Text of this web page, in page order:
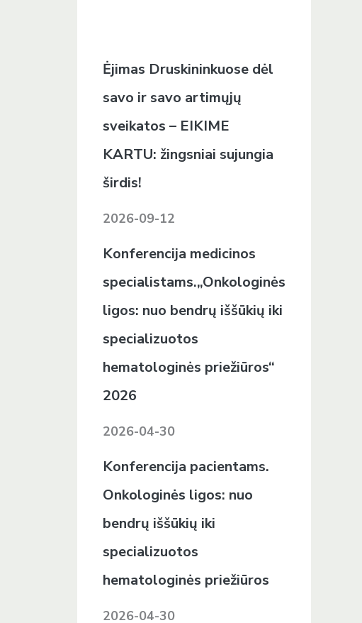
Ėjimas Druskininkuose dėl
savo ir savo artimųjų
sveikatos – EIKIME
KARTU: žingsniai sujungia
širdis!
2026-09-12
Konferencija medicinos
specialistams.„Onkologinės
ligos: nuo bendrų iššūkių iki
specializuotos
hematologinės priežiūros“
2026
2026-04-30
Konferencija pacientams.
Onkologinės ligos: nuo
bendrų iššūkių iki
specializuotos
hematologinės priežiūros
2026-04-30